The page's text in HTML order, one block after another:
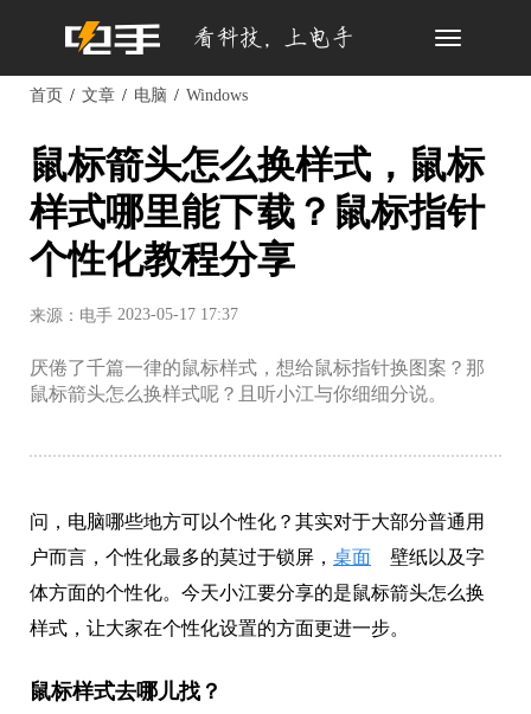
Toggle
首页 文章 电脑 Windows
鼠标箭头怎么换样式，鼠标
样式哪里能下载？鼠标指针
个性化教程分享
来源：电手 2023-05-17 17:37
厌倦了千篇一律的鼠标样式，想给鼠标指针换图案？那
鼠标箭头怎么换样式呢？且听小江与你细细分说。
问，电脑哪些地方可以个性化？其实对于大部分普通用
户而言，个性化最多的莫过于锁屏， 桌面 壁纸以及字
体方面的个性化。今天小江要分享的是鼠标箭头怎么换
样式，让大家在个性化设置的方面更进一步。
鼠标样式去哪儿找？